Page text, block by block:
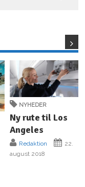
NYHEDER
Ny rute til Los
Angeles
Redaktion
22.
august 2018